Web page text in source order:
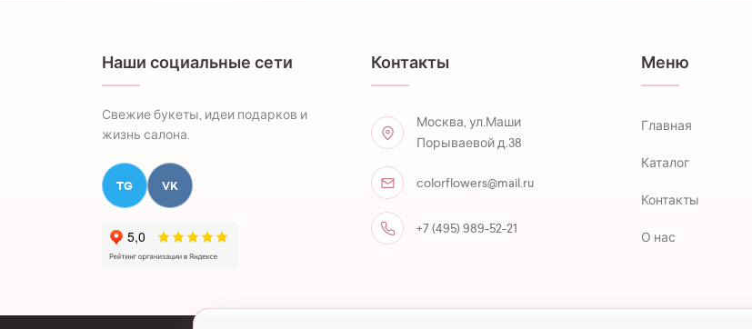
Наши социальные сети
Свежие букеты, идеи подарков и
жизнь салона.
TG VK
Контакты
Москва, ул.Маши
Порываевой д.38
colorflowers@mail.ru
+7 (495) 989-52-21
Меню
Главная
Каталог
Контакты
О нас